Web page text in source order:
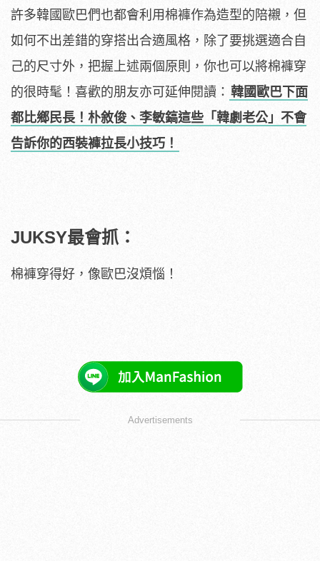
許多韓國歐巴們也都會利用棉褲作為造型的陪襯，但
如何不出差錯的穿搭出合適風格，除了要挑選適合自
己的尺寸外，把握上述兩個原則，你也可以將棉褲穿
的很時髦！喜歡的朋友亦可延伸閱讀： 韓國歐巴下面
都比鄉民長！朴敘俊、李敏鎬這些「韓劇老公」不會
告訴你的西裝褲拉長小技巧！
JUKSY最會抓：
棉褲穿得好，像歐巴沒煩惱！
Advertisements